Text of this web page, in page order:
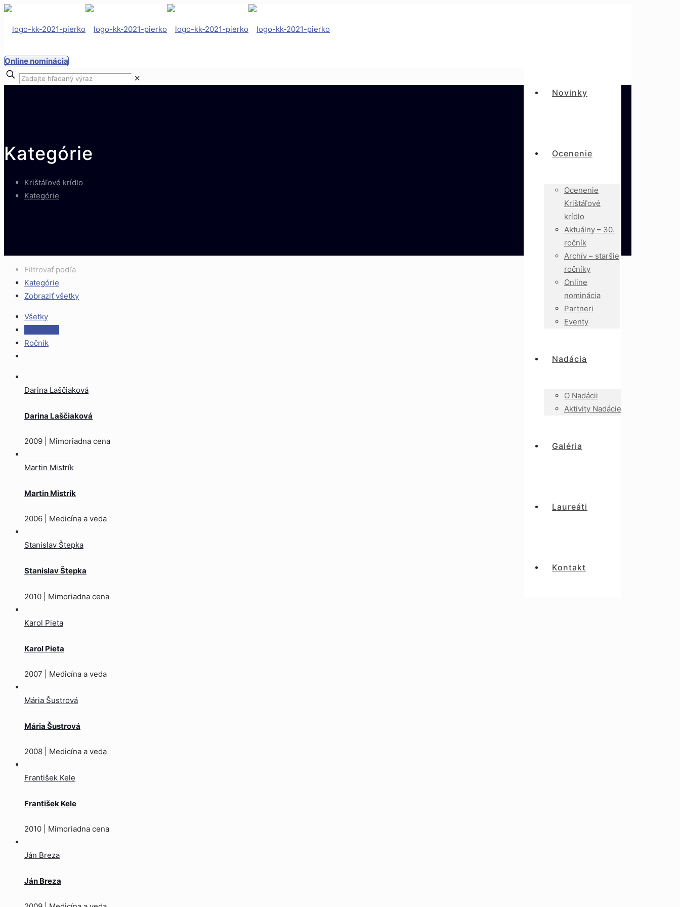
Novinky
Ocenenie
Ocenenie
Krištáľové
krídlo
Aktuálny – 30.
ročník
Archív – staršie
ročníky
Online
nominácia
Partneri
Eventy
Nadácia
O Nadácii
Aktivity Nadácie
Galéria
Laureáti
Kontakt
Online nominácia
✕
Kategórie
Krištáľové krídlo
Kategórie
Filtrovať podľa
Kategórie
Zobraziť všetky
Všetky
Ročník
Darina Laščiaková
Darina Laščiaková
2009 | Mimoriadna cena
Martin Mistrík
Martin Mistrík
2006 | Medicína a veda
Stanislav Štepka
Stanislav Štepka
2010 | Mimoriadna cena
Karol Pieta
Karol Pieta
2007 | Medicína a veda
Mária Šustrová
Mária Šustrová
2008 | Medicína a veda
František Kele
František Kele
2010 | Mimoriadna cena
Ján Breza
Ján Breza